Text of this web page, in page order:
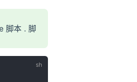
脚本 . 脚